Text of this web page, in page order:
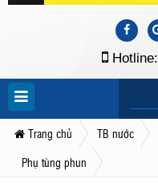
Hotline:
Trang chủ TB nước
Phụ tùng phun